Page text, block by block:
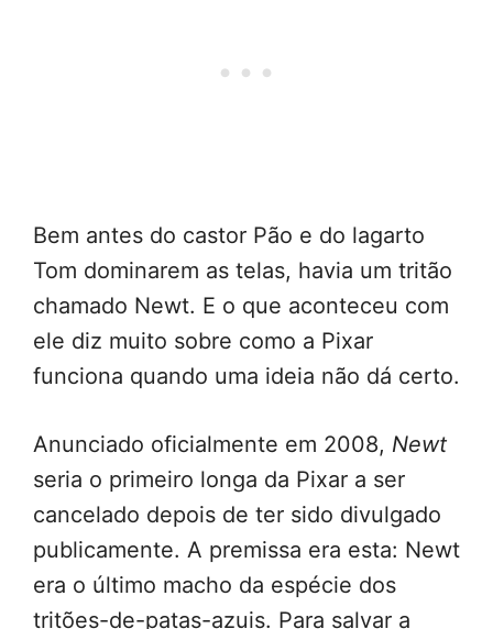
Bem antes do castor Pão e do lagarto
Tom dominarem as telas, havia um tritão
chamado Newt. E o que aconteceu com
ele diz muito sobre como a Pixar
funciona quando uma ideia não dá certo.
Anunciado oficialmente em 2008, Newt
seria o primeiro longa da Pixar a ser
cancelado depois de ter sido divulgado
publicamente. A premissa era esta: Newt
era o último macho da espécie dos
tritões-de-patas-azuis. Para salvar a